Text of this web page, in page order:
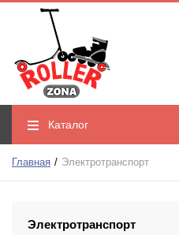
Каталог
Главная Электротранспорт
Электротранспорт